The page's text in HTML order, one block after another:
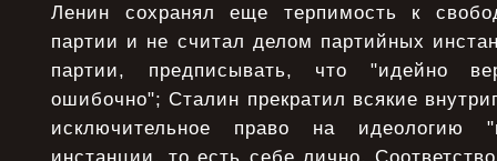
Ленин сохранял еще терпимость к
партии и не считал делом партийных
партии, предписывать, что "идейно
ошибочно"; Сталин прекратил всякие
исключительное право на идеологию
инстанции, то есть себе лично.